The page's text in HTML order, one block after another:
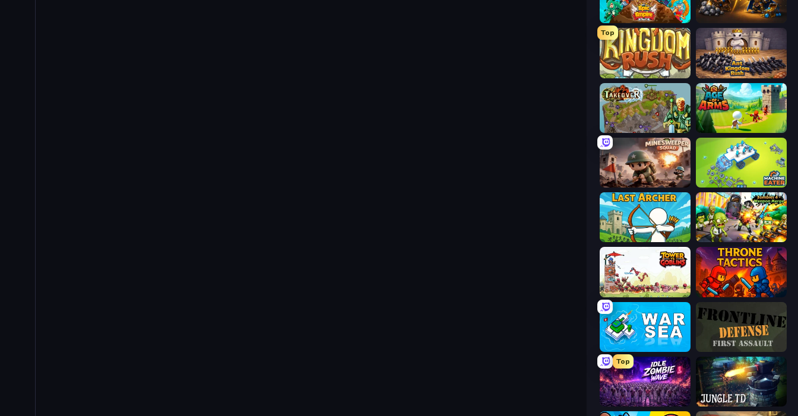
Epic Empire: Tower Defense Gothic Story RPG
Top
Kingdom Rush Ant Kingdom Rush
Takeover Age Of Arms
Minesweeper Squad Machine Eater
Last Archer Zombies 4 Weapon Merge
Tower vs Goblins Throne Tactics
War Sea Frontline Defense
Top
Idle Zombie Wave: Survivors Jungle TD